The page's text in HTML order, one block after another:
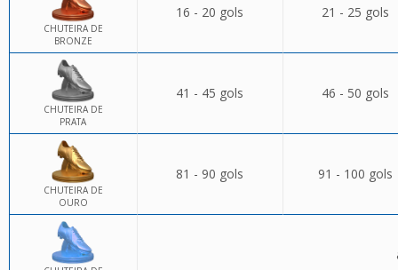
CHUTEIRA DE
BRONZE
16 - 20 gols 21 - 25 gols
CHUTEIRA DE
PRATA
41 - 45 gols 46 - 50 gols
CHUTEIRA DE
OURO
81 - 90 gols 91 - 100 gols